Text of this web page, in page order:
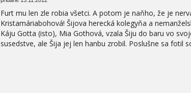
Furt mu len zle robia všetci. A potom je naňho, že je
Kristamáriabohová! Šijova herecká kolegyňa a
Káju Gotta (isto), Mia Gothová, vzala Šiju do baru vo
susedstve, ale Šija jej len hanbu zrobil. Poslušne sa fotil